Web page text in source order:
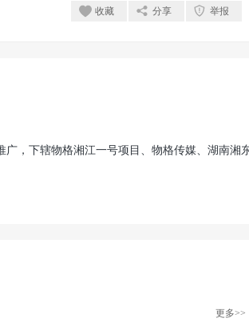
收藏 分享 举报
，下辖物格湘江一号项目、物格传媒、湖南湘
更多>>